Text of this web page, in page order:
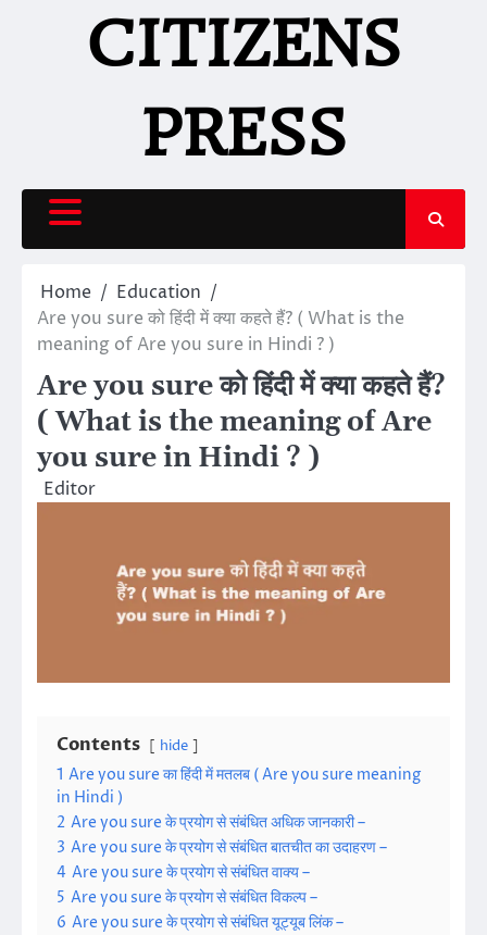
CITIZENS
PRESS
Home
Education
Are you sure को हिंदी में क्या कहते हैं? ( What is the
meaning of Are you sure in Hindi ? )
Are you sure को हिंदी में क्या कहते हैं?
( What is the meaning of Are
you sure in Hindi ? )
Editor
Contents hide
1 Are you sure का हिंदी में मतलब ( Are you sure meaning
in Hindi )
2 Are you sure के प्रयोग से संबंधित अधिक जानकारी –
3 Are you sure के प्रयोग से संबंधित बातचीत का उदाहरण –
4 Are you sure के प्रयोग से संबंधित वाक्य –
5 Are you sure के प्रयोग से संबंधित विकल्प –
6 Are you sure के प्रयोग से संबंधित यूट्यूब लिंक –